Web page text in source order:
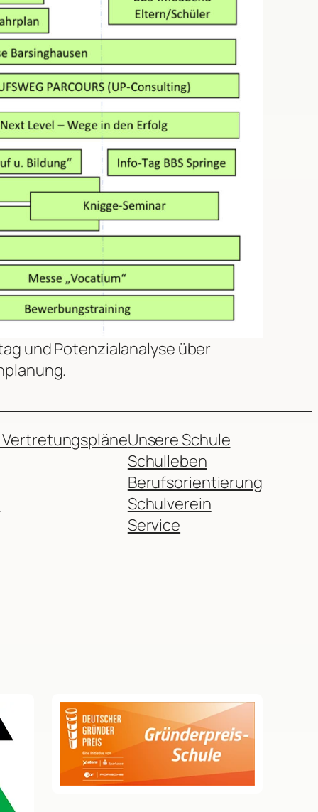
und Potenzialanalyse über
Unsere Schule
Schulleben
Berufsorientierung
Schulverein
Service